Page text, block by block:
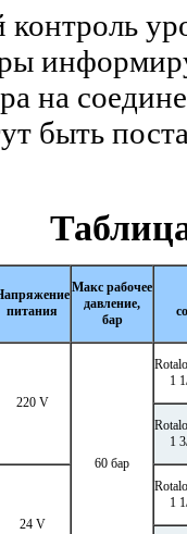
контроль
на
быть
питания
Макс рабочее
давление,
бар
220 V
60 бар
1
1
24 V
1